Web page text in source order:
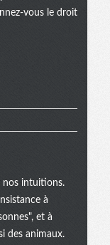
vous le droit
nos intuitions.
à
et à
des animaux.